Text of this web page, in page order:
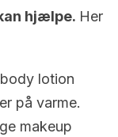
hjælpe. Her
lotion
på varme.
makeup